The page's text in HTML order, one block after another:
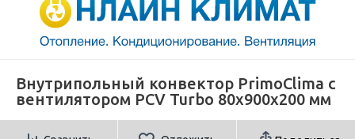
Внутрипольный конвектор PrimoClima c
вентилятором PCV Turbo 80х900х200 мм